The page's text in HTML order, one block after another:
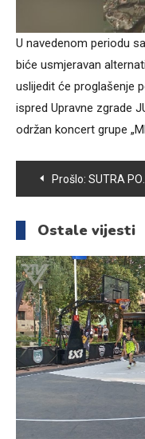
U navedenom periodu
biće usmjeravan
uslijedit će proglašenje
ispred Upravne zgrade
održan koncert grupe
Navigacija
članaka
Prošlo: SUTRA POČINJE UPIS U NOVU MEKTEBSKU GODINU
Ostale vijesti